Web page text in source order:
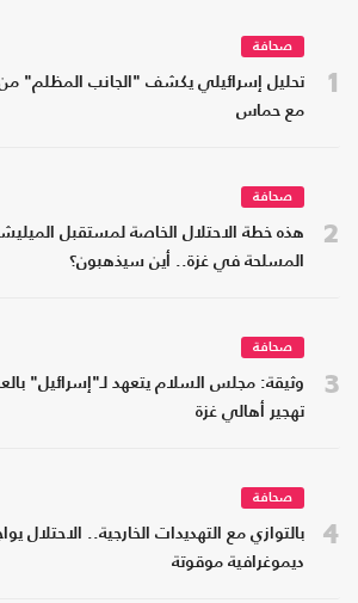
1
صحافة
تحليل إسرائيلي يكشف "الجانب المظلم" من
مع حماس
2
صحافة
هذه خطة الاحتلال الخاصة لمستقبل
المسلحة في غزة.. أين سيذهبون؟
3
صحافة
وثيقة: مجلس السلام يتعهد لـ"إسرائيل"
تهجير أهالي غزة
4
صحافة
بالتوازي مع التهديدات الخارجية.. الاحتلال
ديموغرافية موقوتة